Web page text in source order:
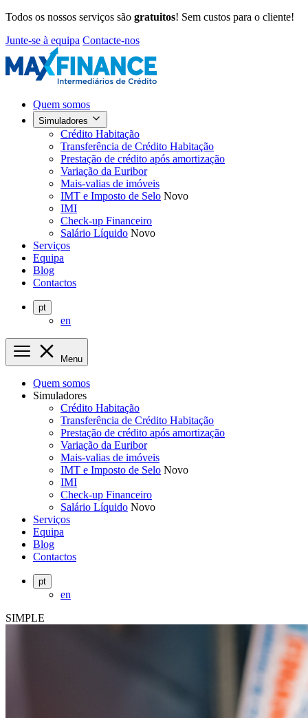
Todos os nossos serviços são gratuitos! Sem custos para o cliente!
Junte-se à equipa Contacte-nos
Quem somos
Simuladores
Crédito Habitação
Transferência de Crédito Habitação
Prestação de crédito após amortização
Variação da Euribor
Mais-valias de imóveis
IMT e Imposto de Selo Novo
IMI
Check-up Financeiro
Salário Líquido Novo
Serviços
Equipa
Blog
Contactos
pt
en
Menu
Quem somos
Simuladores
Crédito Habitação
Transferência de Crédito Habitação
Prestação de crédito após amortização
Variação da Euribor
Mais-valias de imóveis
IMT e Imposto de Selo Novo
IMI
Check-up Financeiro
Salário Líquido Novo
Serviços
Equipa
Blog
Contactos
pt
en
SIMPLE